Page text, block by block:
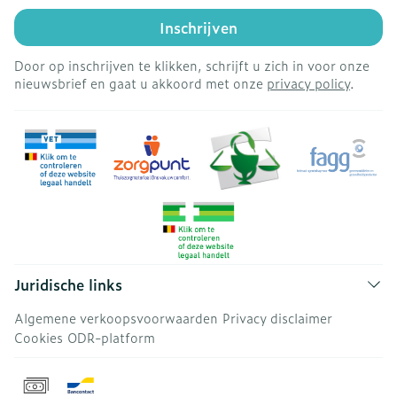
Inschrijven
Door op inschrijven te klikken, schrijft u zich in voor onze
nieuwsbrief en gaat u akkoord met onze privacy policy.
Juridische links
Algemene verkoopsvoorwaarden Privacy disclaimer
Cookies ODR-platform